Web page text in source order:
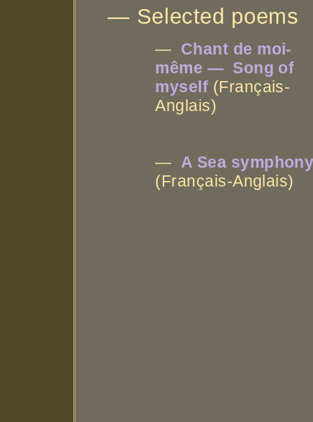
— Selected poems
— Chant de moi-
même — Song of
myself (Français-
Anglais)
— A Sea
(Français-Anglais)